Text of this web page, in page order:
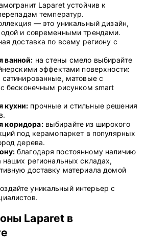
Laparet устойчив к
температур.
— это уникальный дизайн,
и современными трендами.
доставка по всему региону с
ванной: на стены смело выбирайте
эффектами поверхности:
матовые с
бесконечным рисунком smart
кухни: прочные и стильные решения
коридора:выбирайте из широкого
под керамопаркет в популярных
дерева.
благодаря постоянному наличию
наших региональных складах,
доставку материала домой
уникальный интерьер с
Laparet в